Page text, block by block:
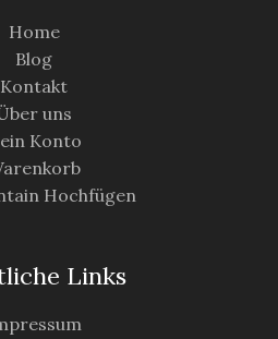
Home
Blog
Kontakt
uns
Konto
Hochfügen
Links